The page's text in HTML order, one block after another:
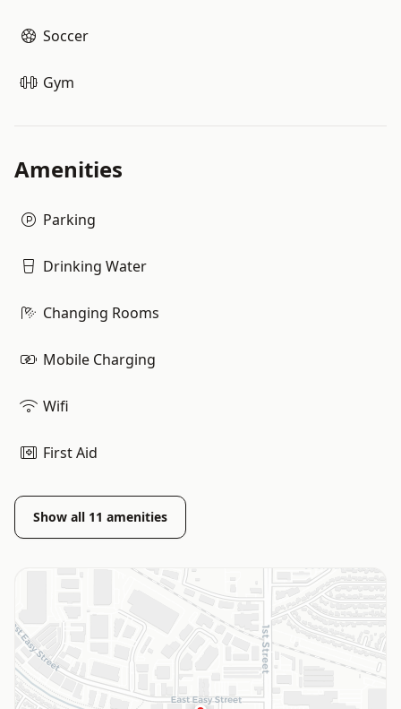
Soccer
Gym
Amenities
Parking
Drinking Water
Changing Rooms
Mobile Charging
Wifi
First Aid
Show all 11 amenities